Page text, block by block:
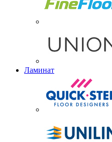
Ламинат